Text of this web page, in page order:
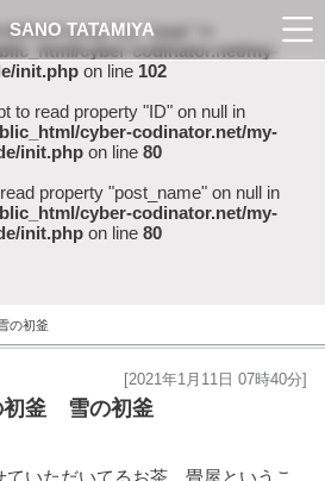
array key "page" in
cyber-codinator.net/my-
init.php on line 102
to read property "ID" on null in
cyber-codinator.net/my-
init.php on line 80
property "post_name" on null in
cyber-codinator.net/my-
init.php on line 80
の初釜
初釜 雪の初釜
[2021年1月11日 07時40分]
いただいてるお茶、畳屋というこ
SANO TATAMIYA